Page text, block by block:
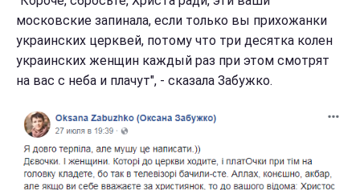
московские запинала, если только вы прихожанки
украинских церквей, потому что три десятка колен
украинских женщин каждый раз при этом смотрят
на вас с неба и плачут", - сказала Забужко.